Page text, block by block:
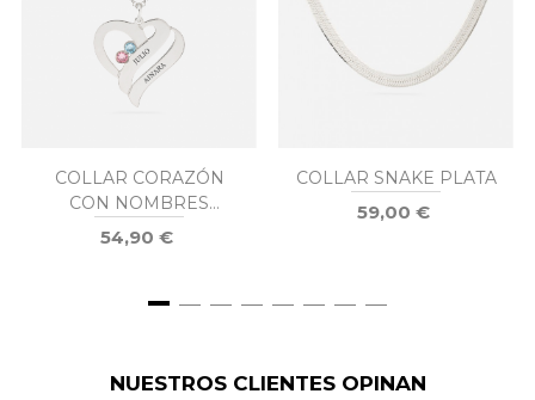
COLLAR CORAZÓN
CON NOMBRES
PIEDRAS PLATA
54,90 €
COLLAR SNAKE PLATA
59,00 €
NUESTROS CLIENTES OPINAN